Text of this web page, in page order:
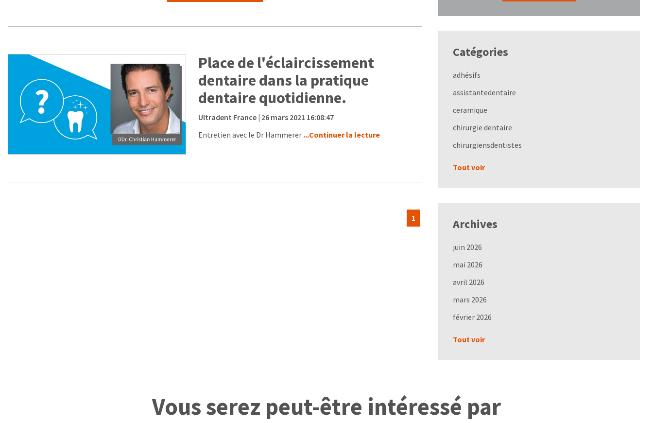
Place de l'éclaircissement
dentaire dans la pratique
dentaire quotidienne.
Ultradent France| 26 mars 2021 16:08:47
Entretien avec le Dr Hammerer...Continuer la lecture
1
Catégories
adhésifs
assistantedentaire
ceramique
chirurgie dentaire
chirurgiensdentistes
Tout voir
Archives
juin 2026
mai 2026
avril 2026
mars 2026
février 2026
Tout voir
Vous serez peut-être intéressé par